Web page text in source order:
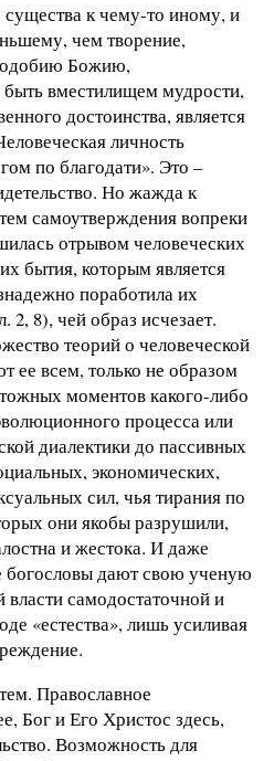
существа к чему-то иному, и
чем творение,
Божию,
вместилищем мудрости,
достоинства, является
личность
по благодати». Это –
Но жажда к
самоутверждения вопреки
отрывом человеческих
бытия, которым является
поработила их
2, 8), чей образ исчезает.
теорий о человеческой
ее всем, только не образом
моментов какого-либо
процесса или
диалектики до пассивных
экономических,
сил, чья тирания по
они якобы разрушили,
и жестока. И даже
богословы дают свою ученую
самодостаточной и
«естества», лишь усиливая
Православное
Бог и Его Христос здесь,
Возможность для